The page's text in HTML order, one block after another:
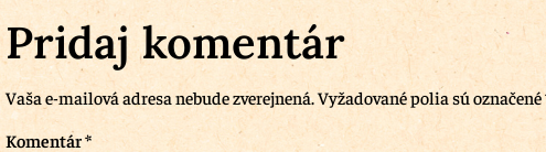
Pridaj komentár
Vaša e-mailová adresa nebude zverejnená. Vyžadované polia sú označené
Komentár*